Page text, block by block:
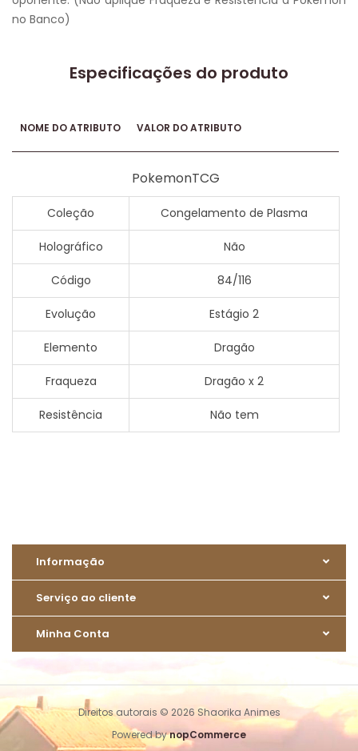
no Banco)
Especificações do produto
NOME DO ATRIBUTO VALOR DO ATRIBUTO
PokemonTCG
Coleção Congelamento de Plasma
Holográfico Não
Código 84/116
Evolução Estágio 2
Elemento Dragão
Fraqueza Dragão x 2
Resistência Não tem
Informação
Serviço ao cliente
Minha Conta
Direitos autorais © 2026 Shaorika Animes
Powered bynopCommerce